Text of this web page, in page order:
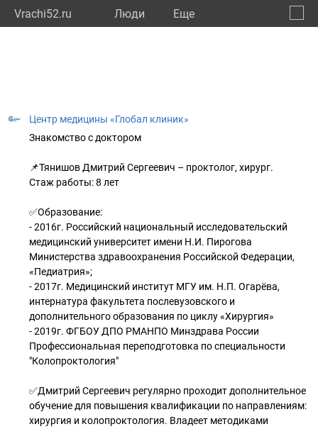
Vrachi52.ru Люди Eще
Центр медицины «Глобал клиник»
Знакомство с доктором
📌Тянишов Дмитрий Сергеевич – проктолог, хирург.
Стаж работы: 8 лет
✅Образование:
- 2016г. Российский национальный исследовательский
медицинский университет имени Н.И. Пирогова
Министерства здравоохранения Российской Федерации,
«Педиатрия»;
- 2017г. Медицинский институт МГУ им. Н.П. Огарёва,
интернатура факультета послевузовского и
дополнительного образования по циклу «Хирургия»
- 2019г. ФГБОУ ДПО РМАНПО Минздрава России
Профессиональная переподготовка по специальности
"Колопроктология"
✅Дмитрий Сергеевич регулярно проходит дополнительное
обучение для повышения квалификации по направлениям:
хирургия и колопроктология. Владеет методиками